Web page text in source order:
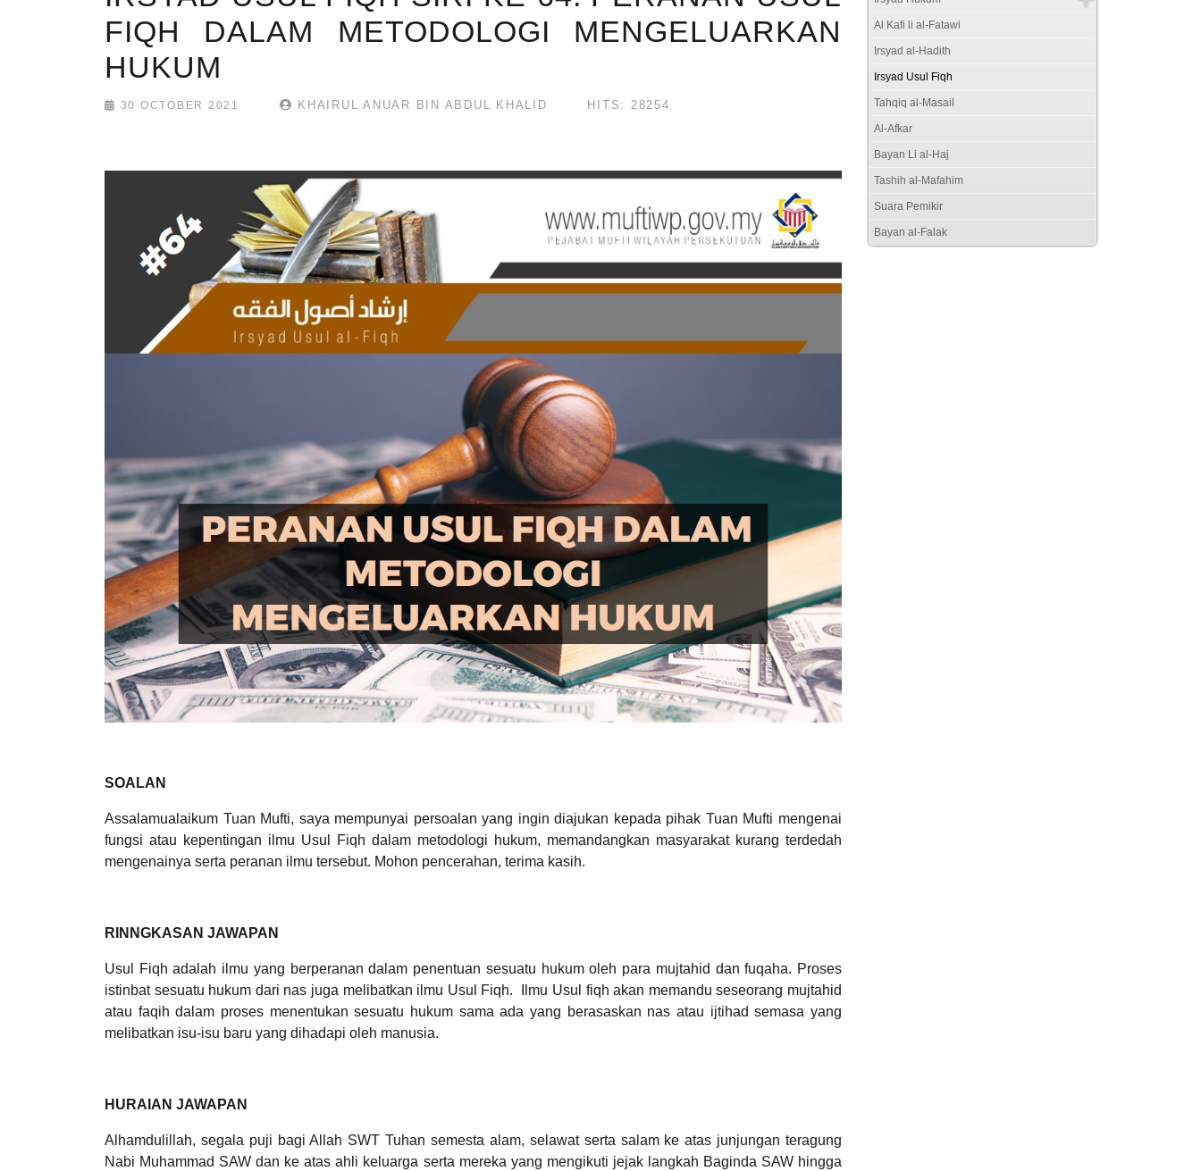
FIQH DALAM METODOLOGI MENGELUARKAN
HUKUM
30 OCTOBER 2021 KHAIRUL ANUAR BIN ABDUL KHALID HITS: 28254
SOALAN
Assalamualaikum Tuan Mufti, saya mempunyai persoalan yang ingin diajukan kepada pihak Tuan Mufti mengenai
fungsi atau kepentingan ilmu Usul Fiqh dalam metodologi hukum, memandangkan masyarakat kurang terdedah
mengenainya serta peranan ilmu tersebut. Mohon pencerahan, terima kasih.
RINNGKASAN JAWAPAN
Usul Fiqh adalah ilmu yang berperanan dalam penentuan sesuatu hukum oleh para mujtahid dan fuqaha. Proses
istinbat sesuatu hukum dari nas juga melibatkan ilmu Usul Fiqh. Ilmu Usul fiqh akan memandu seseorang mujtahid
atau faqih dalam proses menentukan sesuatu hukum sama ada yang berasaskan nas atau ijtihad semasa yang
melibatkan isu-isu baru yang dihadapi oleh manusia.
HURAIAN JAWAPAN
Alhamdulillah, segala puji bagi Allah SWT Tuhan semesta alam, selawat serta salam ke atas junjungan teragung
Nabi Muhammad SAW dan ke atas ahli keluarga serta mereka yang mengikuti jejak langkah Baginda SAW hingga
Al Kafi li al-Fatawi
Irsyad al-Hadith
Irsyad Usul Fiqh
Tahqiq al-Masail
Al-Afkar
Bayan Li al-Haj
Tashih al-Mafahim
Suara Pemikir
Bayan al-Falak